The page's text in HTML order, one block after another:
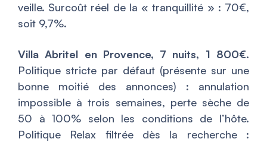
veille. Surcoût réel de la « tranquillité » : 70€,
soit 9,7%.
Villa Abritel en Provence, 7 nuits, 1 800€.
Politique stricte par défaut (présente sur une
bonne moitié des annonces) : annulation
impossible à trois semaines, perte sèche de
50 à 100% selon les conditions de l’hôte.
Politique Relax filtrée dès la recherche :